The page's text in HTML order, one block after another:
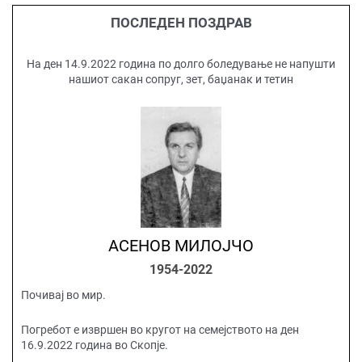
ПОСЛЕДЕН ПОЗДРАВ
На ден 14.9.2022 година по долго боледување не напушти
нашиот сакан сопруг, зет, баџанак и тетин
АСЕНОВ МИЛОЈЧО
1954-2022
Почивај во мир.
Погребот е извршен во кругот на семејството на ден
16.9.2022 година во Скопје.